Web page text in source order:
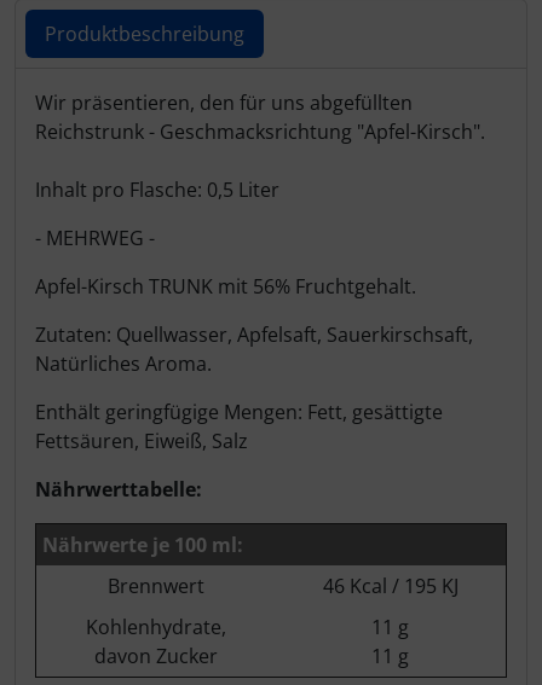
Produktbeschreibung
Produktbeschreibung
Wir präsentieren, den für uns abgefüllten
Reichstrunk - Geschmacksrichtung "Apfel-Kirsch".
Inhalt pro Flasche: 0,5 Liter
- MEHRWEG -
Apfel-Kirsch TRUNK mit 56% Fruchtgehalt.
Zutaten: Quellwasser, Apfelsaft, Sauerkirschsaft,
Natürliches Aroma.
Enthält geringfügige Mengen: Fett, gesättigte
Fettsäuren, Eiweiß, Salz
Nährwerttabelle:
Nährwerte je 100 ml:
Brennwert
46 Kcal / 195 KJ
Kohlenhydrate,
davon Zucker
11 g
11 g